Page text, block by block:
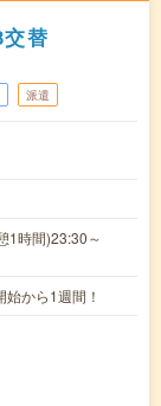
替
派遣
1時間)23:30～
から1週間！